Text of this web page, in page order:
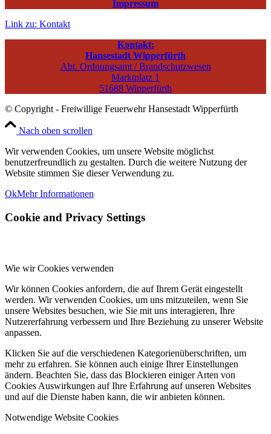
Impressum
Link zu: Kontakt
Kontakt:
Hansestadt Wipperfürth
Abt. Ordnungsamt / Brandschutzwesen
Marktplatz 1
51688 Wipperfürth
© Copyright - Freiwillige Feuerwehr Hansestadt Wipperfürth
Nach oben scrollen
Wir verwenden Cookies, um unsere Website möglichst
benutzerfreundlich zu gestalten. Durch die weitere Nutzung der
Website stimmen Sie dieser Verwendung zu.
OkMehr Informationen
Cookie and Privacy Settings
Wie wir Cookies verwenden
Wir können Cookies anfordern, die auf Ihrem Gerät eingestellt
werden. Wir verwenden Cookies, um uns mitzuteilen, wenn Sie
unsere Websites besuchen, wie Sie mit uns interagieren, Ihre
Nutzererfahrung verbessern und Ihre Beziehung zu unserer Website
anpassen.
Klicken Sie auf die verschiedenen Kategorienüberschriften, um
mehr zu erfahren. Sie können auch einige Ihrer Einstellungen
ändern. Beachten Sie, dass das Blockieren einiger Arten von
Cookies Auswirkungen auf Ihre Erfahrung auf unseren Websites
und auf die Dienste haben kann, die wir anbieten können.
Notwendige Website Cookies